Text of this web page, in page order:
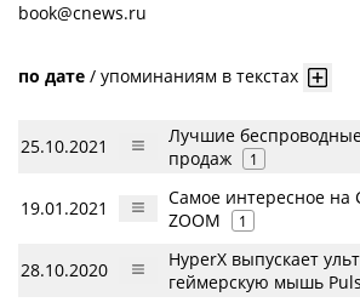
book@cnews.ru
по дате / упоминаниям в текстах
25.10.2021
Лучшие
продаж
1
19.01.2021
Самое интересное на
ZOOM
1
28.10.2020
HyperX выпускает
геймерскую мышь